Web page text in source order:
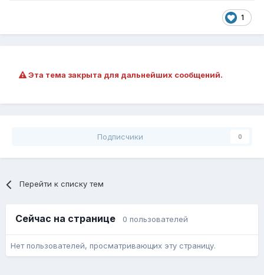
1
Эта тема закрыта для дальнейших сообщений.
Подписчики 0
Перейти к списку тем
Сейчас на странице 0 пользователей
Нет пользователей, просматривающих эту страницу.